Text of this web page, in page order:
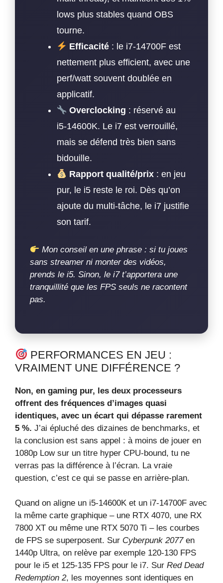
lows plus stables quand OBS
tourne.
Efficacité: le i7‑14700F est
nettement plus efficient, avec une
perf/watt souvent doublée en
applicatif.
Overclocking : réservé au
i5‑14600K. Le i7 est verrouillé,
mais se défend très bien sans
bidouille.
Rapport qualité/prix: en jeu
pur, le i5 reste le roi. Dès qu’on
ajoute du multi-tâche, le i7 justifie
son tarif.
Mon conseil en une phrase : si tu joues
sans streamer ni monter des vidéos,
prends le i5. Sinon, le i7 t’apportera une
tranquillité que les FPS seuls ne racontent
pas.
PERFORMANCES EN JEU :
VRAIMENT UNE DIFFÉRENCE ?
Non, en gaming pur, les deux processeurs
offrent des fréquences d’images quasi
identiques, avec un écart qui dépasse rarement
5 %. J’ai épluché des dizaines de benchmarks, et
la conclusion est sans appel : à moins de jouer en
1080p Low sur un titre hyper CPU‑bound, tu ne
verras pas la différence à l’écran. La vraie
question, c’est ce qui se passe en arrière‑plan.
Quand on aligne un i5‑14600K et un i7‑14700F avec
la même carte graphique – une RTX 4070, une RX
7800 XT ou même une RTX 5070 Ti – les courbes
de FPS se superposent. Sur Cyberpunk 2077en
1440p Ultra, on relève par exemple 120‑130 FPS
pour le i5 et 125‑135 FPS pour le i7. Sur Red Dead
Redemption 2, les moyennes sont identiques en